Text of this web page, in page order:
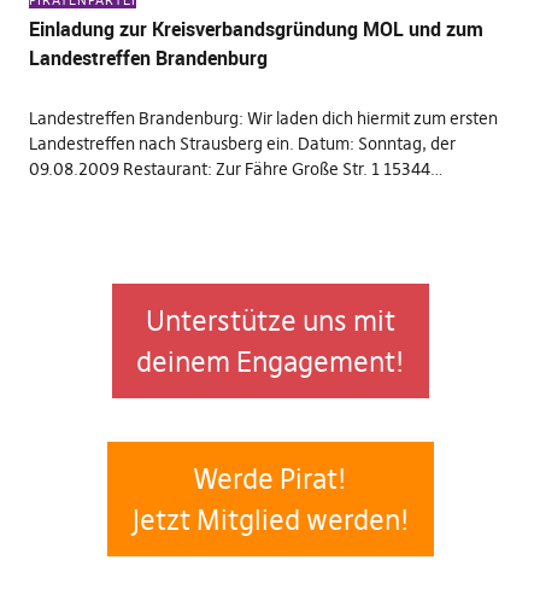
Einladung zur Kreisverbandsgründung MOL und zum
Landestreffen Brandenburg
Landestreffen Brandenburg: Wir laden dich hiermit zum ersten
Landestreffen nach Strausberg ein. Datum: Sonntag, der
09.08.2009 Restaurant: Zur Fähre Große Str. 1 15344…
Unterstütze uns mit
deinem Engagement!
Werde Pirat!
Jetzt Mitglied werden!